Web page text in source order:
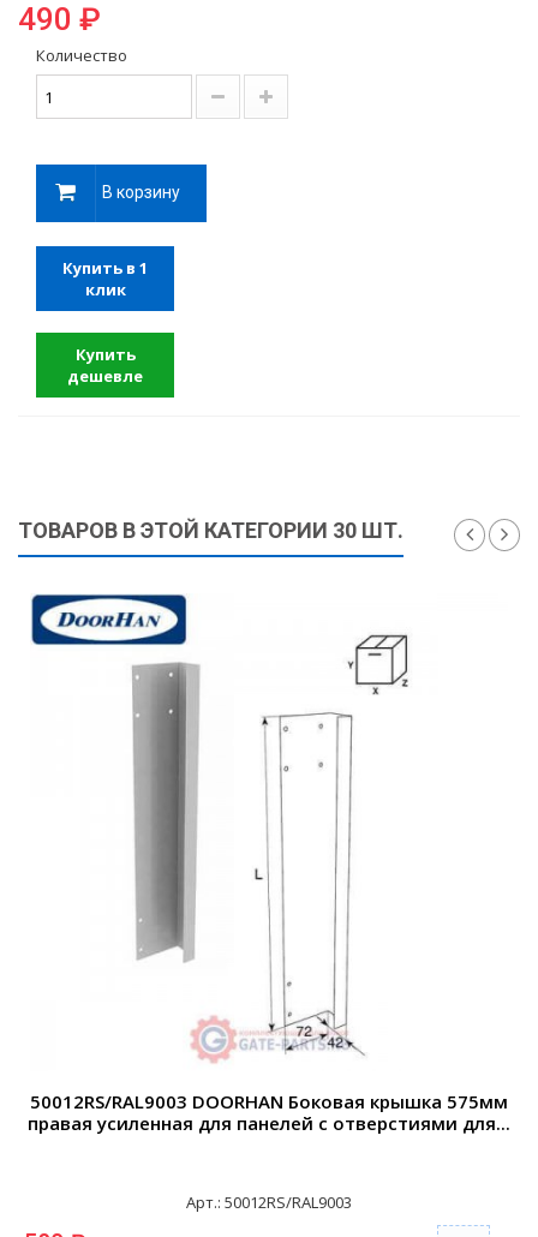
490 ₽
Количество
В корзину
Купить в 1
клик
Купить
дешевле
ТОВАРОВ В ЭТОЙ КАТЕГОРИИ 30 ШТ.
50012RS/RAL9003 DOORHAN Боковая крышка 575мм
правая усиленная для панелей с отверстиями для...
Арт.: 50012RS/RAL9003